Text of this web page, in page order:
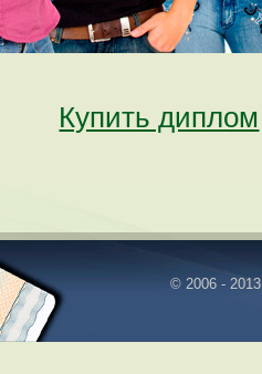
Купить диплом
© 2006 -